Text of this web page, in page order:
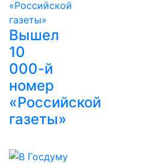
Вышел
10
000-й
номер
«Российской
газеты»